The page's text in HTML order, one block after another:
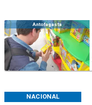
NACIONAL
Antofagasta